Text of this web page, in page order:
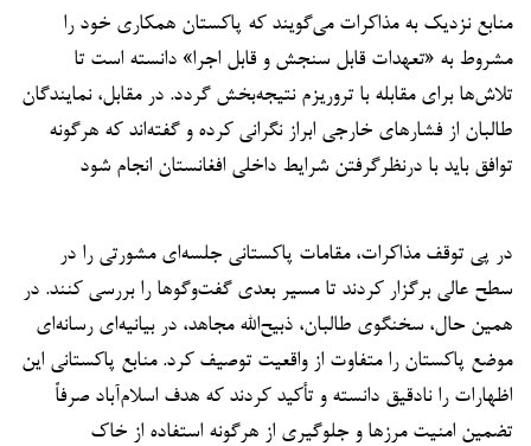
منابع نزدیک به مذاکرات می‌گویند که پاکستان همکاری خود را
مشروط به «تعهدات قابل سنجش و قابل اجرا» دانسته است تا
تلاش‌ها برای مقابله با تروریزم نتیجه‌بخش گردد. در مقابل، نمایندگان
طالبان از فشارهای خارجی ابراز نگرانی کرده و گفته‌اند که هرگونه
توافق باید با درنظرگرفتن شرایط داخلی افغانستان انجام شود
در پی توقف مذاکرات، مقامات پاکستانی جلسه‌ای مشورتی را در
سطح عالی برگزار کردند تا مسیر بعدی گفت‌وگوها را بررسی کنند. در
همین حال، سخنگوی طالبان، ذبیح‌الله مجاهد، در بیانیه‌ای رسانه‌ای
موضع پاکستان را متفاوت از واقعیت توصیف کرد. منابع پاکستانی این
اظهارات را نادقیق دانسته و تأکید کردند که هدف اسلام‌آباد صرفاً
تضمین امنیت مرزها و جلوگیری از هرگونه استفاده از خاک